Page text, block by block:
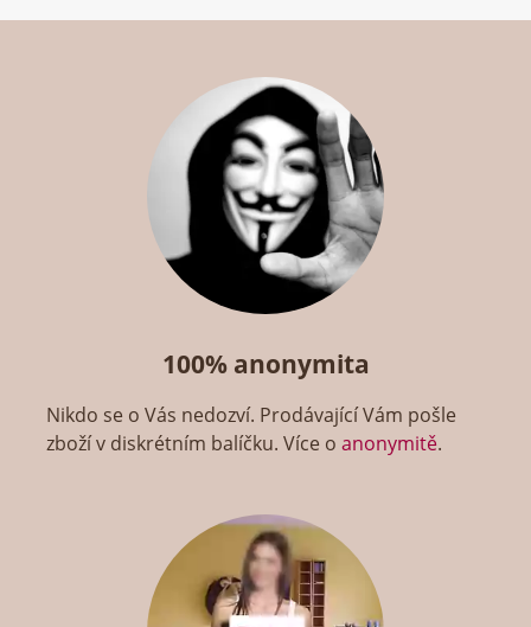
100% anonymita
Nikdo se o Vás nedozví. Prodávající Vám pošle
zboží v diskrétním balíčku. Více oanonymitě.